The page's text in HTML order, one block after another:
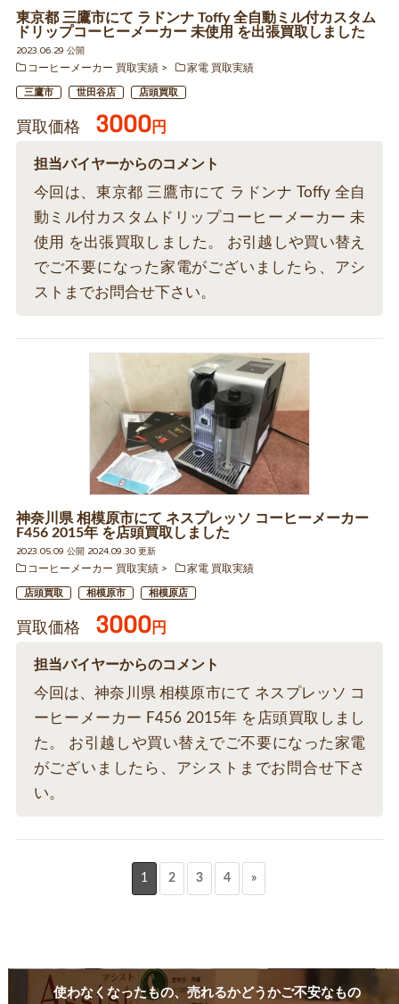
東京都 三鷹市にて ラドンナ Toffy 全自動ミル付カスタム
ドリップコーヒーメーカー 未使用 を出張買取しました
2023.06.29 公開
コーヒーメーカー 買取実績
家電 買取実績
三鷹市 世田谷店 店頭買取
買取価格 3000円
担当バイヤーからのコメント
今回は、東京都 三鷹市にて ラドンナ Toffy 全自
動ミル付カスタムドリップコーヒーメーカー 未
使用 を出張買取しました。 お引越しや買い替え
でご不要になった家電がございましたら、アシ
ストまでお問合せ下さい。
神奈川県 相模原市にて ネスプレッソ コーヒーメーカー
F456 2015年 を店頭買取しました
2023.05.09 公開 2024.09.30 更新
コーヒーメーカー 買取実績
家電 買取実績
店頭買取 相模原市 相模原店
買取価格 3000円
担当バイヤーからのコメント
今回は、神奈川県 相模原市にて ネスプレッソ コ
ーヒーメーカー F456 2015年 を店頭買取しまし
た。 お引越しや買い替えでご不要になった家電
がございましたら、アシストまでお問合せ下さ
い。
1 2 3 4 »
使わなくなったもの、売れるかどうかご不安なもの